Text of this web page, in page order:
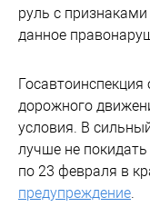
руль с
данное
дорожного
условия. В
лучше не
по 23 февраля в
предупреждение